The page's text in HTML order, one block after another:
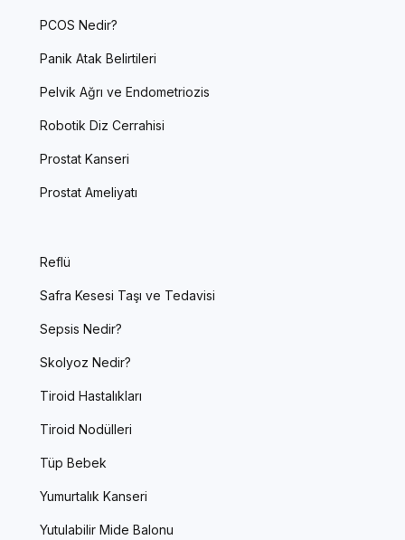
PCOS Nedir?
Panik Atak Belirtileri
Pelvik Ağrı ve Endometriozis
Robotik Diz Cerrahisi
Prostat Kanseri
Prostat Ameliyatı
Reflü
Safra Kesesi Taşı ve Tedavisi
Sepsis Nedir?
Skolyoz Nedir?
Tiroid Hastalıkları
Tiroid Nodülleri
Tüp Bebek
Yumurtalık Kanseri
Yutulabilir Mide Balonu